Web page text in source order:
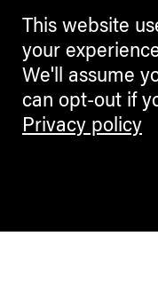
This website
your
We'll assume
can opt-out if
Privacy policy